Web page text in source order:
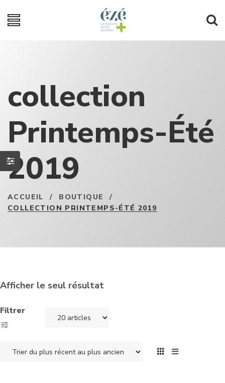
collection
Printemps-Été
2019
ACCUEIL / BOUTIQUE
/
COLLECTION PRINTEMPS-ÉTÉ 2019
Afficher le seul résultat
Filtrer